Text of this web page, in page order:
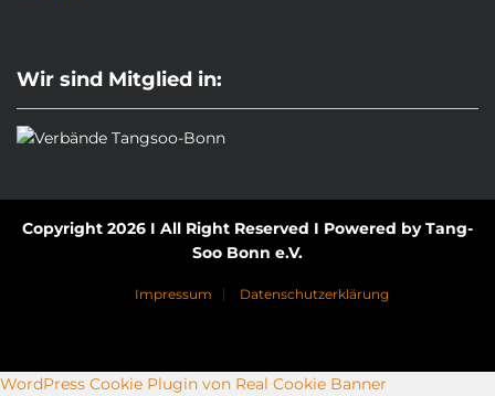
Wir sind Mitglied in:
Copyright 2026 I All Right Reserved I Powered by Tang-
Soo Bonn e.V.
Impressum Datenschutzerklärung
WordPress Cookie Plugin von Real Cookie Banner